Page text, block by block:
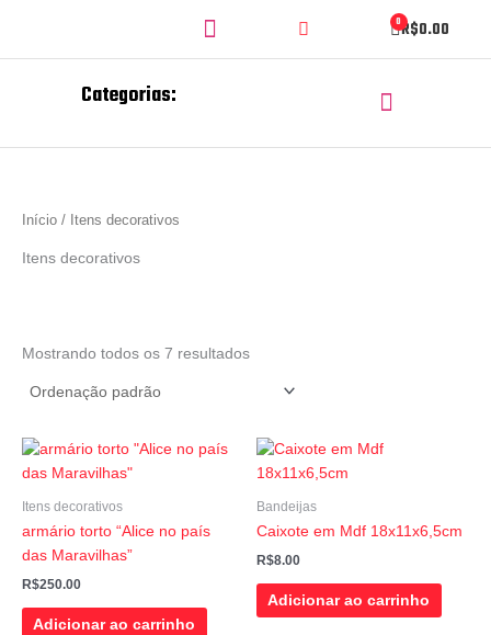
o
Menu SearchR$0.00
0Cart
Categorias: Menu
Início / Itens decorativos
Itens decorativos
Promoção
Mostrando todos os 7 resultados
Itens decorativos
armário torto “Alice no país
das Maravilhas”
R$250.00
Adicionar ao carrinho
Bandeijas
Caixote em Mdf 18x11x6,5cm
R$8.00
Adicionar ao carrinho